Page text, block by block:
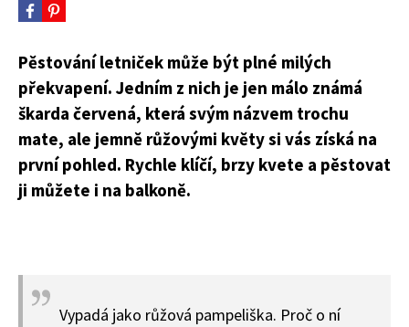
Pěstování letniček může být plné milých
překvapení. Jedním z nich je jen málo známá
škarda červená, která svým názvem trochu
mate, ale jemně růžovými květy si vás získá na
první pohled. Rychle klíčí, brzy kvete a pěstovat
ji můžete i na balkoně.
Vypadá jako růžová pampeliška. Proč o ní